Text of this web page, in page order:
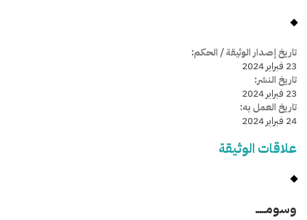
تاريخ إصدار الوثيقة / الحكم:
23 فبراير 2024
تاريخ النشر:
23 فبراير 2024
تاريخ العمل به:
24 فبراير 2024
علاقات الوثيقة
وسومـــــ